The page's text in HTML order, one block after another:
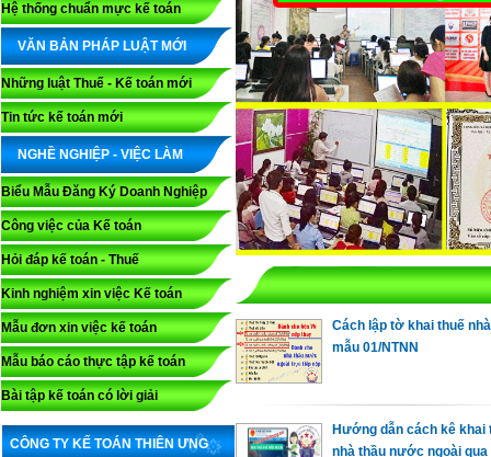
Hệ thống chuẩn mực kế toán
VĂN BẢN PHÁP LUẬT MỚI
Những luật Thuế - Kế toán mới
Tin tức kế toán mới
NGHỀ NGHIỆP - VIỆC LÀM
Biểu Mẫu Đăng Ký Doanh Nghiệp
Công việc của Kế toán
Hỏi đáp kế toán - Thuế
Kinh nghiệm xin việc Kế toán
Mẫu đơn xin việc kế toán
Mẫu báo cáo thực tập kế toán
Bài tập kế toán có lời giải
CÔNG TY KẾ TOÁN THIÊN ƯNG
Cách lập tờ khai thuế
mẫu 01/NTNN
Hướng dẫn cách kê khai
nhà thầu nước ngoài qua